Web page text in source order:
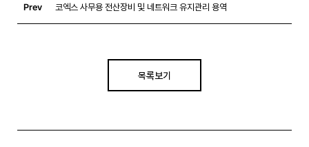
Prev 코엑스 사무용 전산장비 및 네트워크 유지관리 용역
목록보기